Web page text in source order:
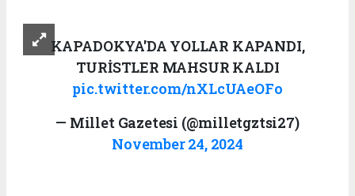
KAPADOKYA'DA YOLLAR KAPANDI,
TURİSTLER MAHSUR KALDI
pic.twitter.com/nXLcUAeOFo
— Millet Gazetesi (@milletgztsi27)
November 24, 2024